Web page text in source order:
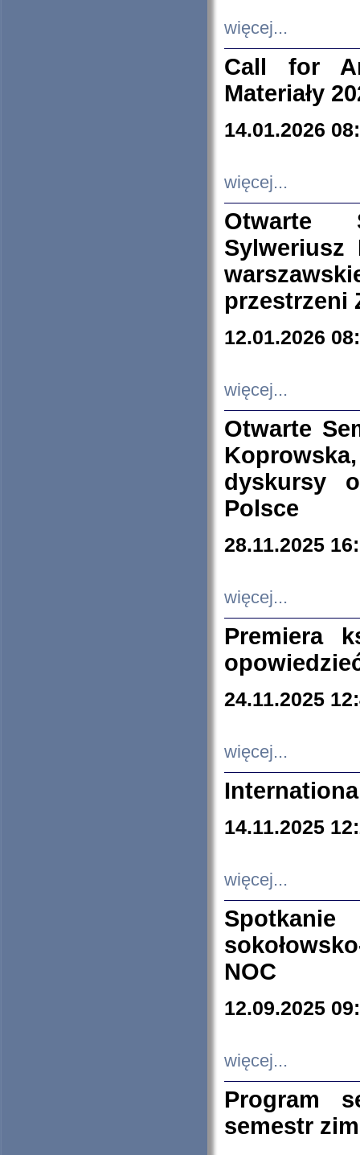
więcej...
Call for
Materiały
14.01.2026
więcej...
Otwarte
Sylweriusz
przestrzeni
12.01.2026
więcej...
Otwarte
dyskursy
Polsce
28.11.2025
więcej...
Premiera
24.11.2025
więcej...
14.11.2025
więcej...
NOC
12.09.2025
więcej...
Program
semestr